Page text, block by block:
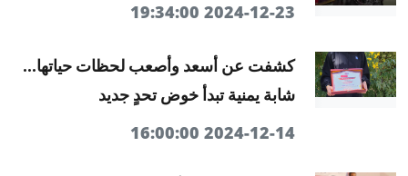
2024-12-23 19:34:00
كشفت عن أسعد وأصعب لحظات حياتها...
شابة يمنية تبدأ خوض تحدٍ جديد
2024-12-14 16:00:00